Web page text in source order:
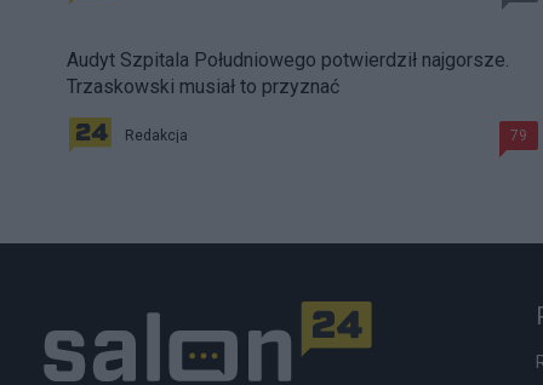
Audyt Szpitala Południowego potwierdził najgorsze.
Trzaskowski musiał to przyznać
Redakcja 79